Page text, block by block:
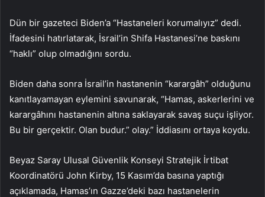
Dün bir gazeteci Biden’a “Hastaneleri korumalıyız” dedi.
İfadesini hatırlatarak, İsrail’in Shifa Hastanesi’ne baskını
“haklı” olup olmadığını sordu.
Biden daha sonra İsrail’in hastanenin “karargâh” olduğunu
kanıtlayamayan eylemini savunarak, “Hamas, askerlerini ve
karargâhını hastanenin altına saklayarak savaş suçu işliyor.
Bu bir gerçektir. Olan budur.” olay.” İddiasını ortaya koydu.
Beyaz Saray Ulusal Güvenlik Konseyi Stratejik İrtibat
Koordinatörü John Kirby, 15 Kasım’da basına yaptığı
açıklamada, Hamas’ın Gazze’deki bazı hastanelerin